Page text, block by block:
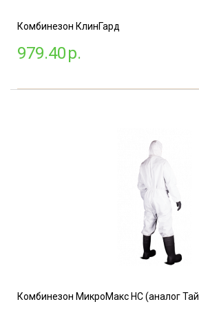
Комбинезон КлинГард
979.40р.
Комбинезон МикроМакс НС (аналог